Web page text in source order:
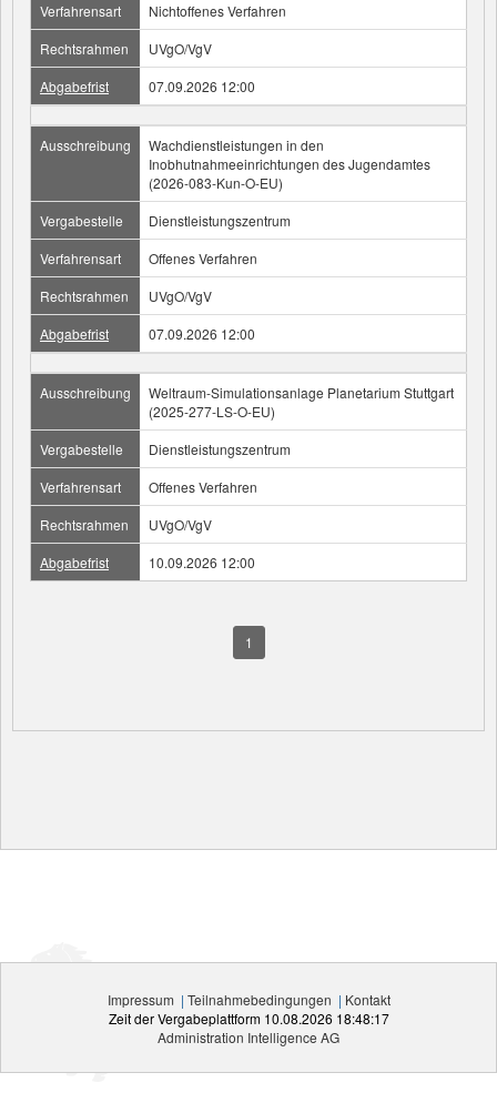
Verfahrensart
Nichtoffenes Verfahren
Rechtsrahmen
UVgO/VgV
Abgabefrist
07.09.2026 12:00
Ausschreibung
Wachdienstleistungen in den
Inobhutnahmeeinrichtungen des Jugendamtes
(2026-083-Kun-O-EU)
Vergabestelle
Dienstleistungszentrum
Verfahrensart
Offenes Verfahren
Rechtsrahmen
UVgO/VgV
Abgabefrist
07.09.2026 12:00
Ausschreibung
Weltraum-Simulationsanlage Planetarium Stuttgart
(2025-277-LS-O-EU)
Vergabestelle
Dienstleistungszentrum
Verfahrensart
Offenes Verfahren
Rechtsrahmen
UVgO/VgV
Abgabefrist
10.09.2026 12:00
1
Impressum | Teilnahmebedingungen | Kontakt
Zeit der Vergabeplattform 10.08.2026 18:48:17
Administration Intelligence AG